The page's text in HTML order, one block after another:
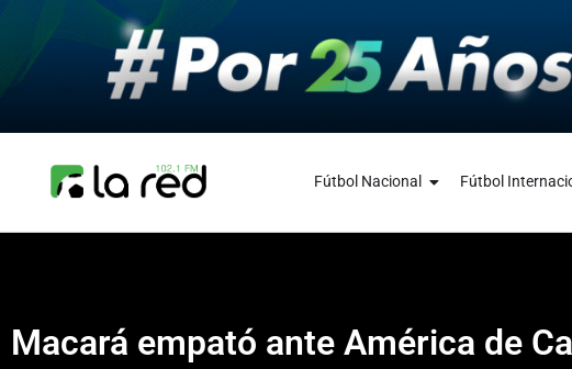
Fútbol Nacional Fútbol
Macará empató ante América de